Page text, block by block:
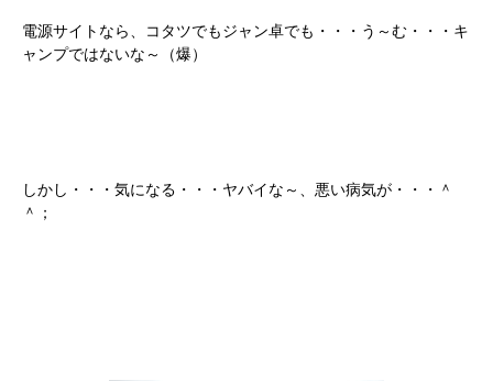
電源サイトなら、コタツでもジャン卓でも・・・う～む・・・キ
ャンプではないな～（爆）
しかし・・・気になる・・・ヤバイな～、悪い病気が・・・＾
＾；